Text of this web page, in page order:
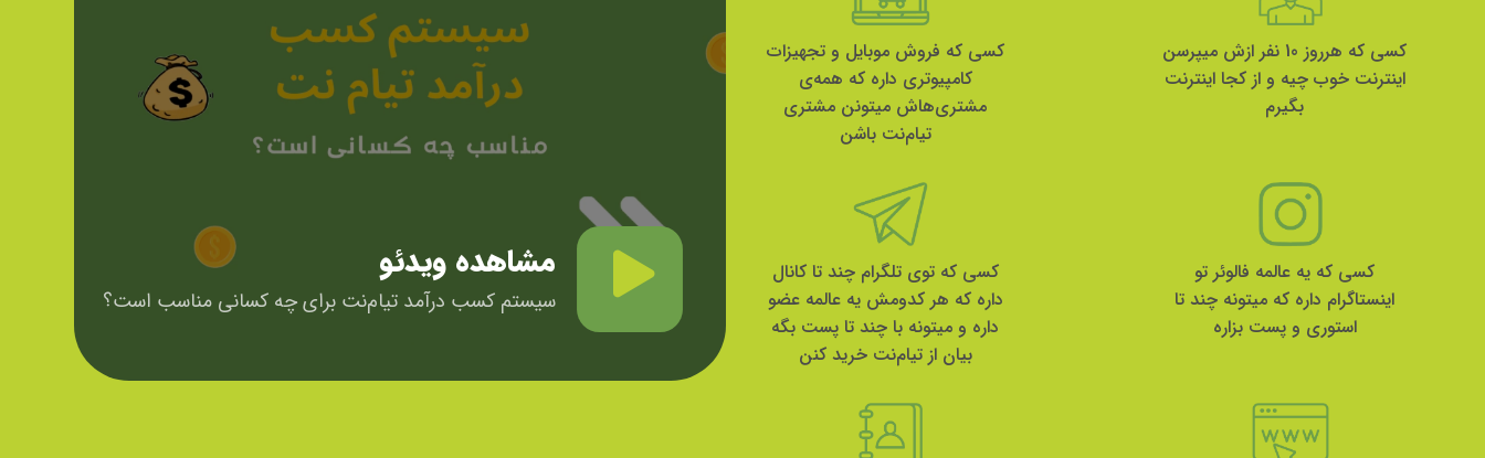
کسی که هرروز 10 نفر ازش میپرسن
اینترنت خوب چیه و از کجا اینترنت
بگیرم
کسی که فروش موبایل و تجهیزات
کامپیوتری داره که همه‌ی
مشتری‌هاش میتونن مشتری
تیام‌نت باشن
کسی که یه عالمه فالوئر تو
اینستاگرام داره که میتونه چند تا
استوری و پست بزاره
کسی که توی تلگرام چند تا کانال
داره که هر کدومش یه عالمه عضو
داره و میتونه با چند تا پست بگه
بیان از تیام‌نت خرید کنن
مشاهده ویدئو
سیستم کسب درآمد تیام‌نت برای چه کسانی مناسب است؟